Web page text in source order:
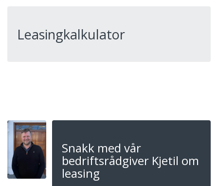
Leasingkalkulator
Snakk med vår
bedriftsrådgiver Kjetil om
leasing